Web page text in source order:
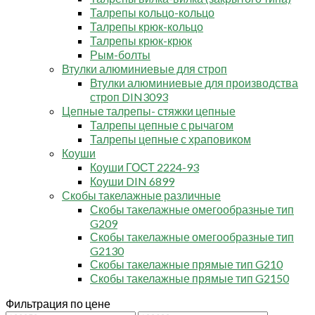
Талрепы кольцо-кольцо
Талрепы крюк-кольцо
Талрепы крюк-крюк
Рым-болты
Втулки алюминиевые для строп
Втулки алюминиевые для производства
строп DIN3093
Цепные талрепы- стяжки цепные
Талрепы цепные с рычагом
Талрепы цепные с храповиком
Коуши
Коуши ГОСТ 2224-93
Коуши DIN 6899
Скобы такелажные различные
Скобы такелажные омегообразные тип
G209
Скобы такелажные омегообразные тип
G2130
Скобы такелажные прямые тип G210
Скобы такелажные прямые тип G2150
Фильтрация по цене